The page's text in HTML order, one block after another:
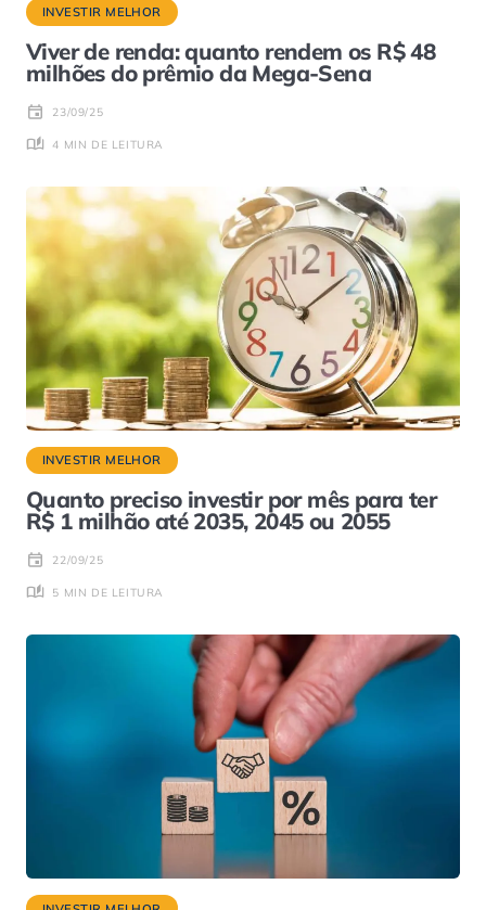
INVESTIR MELHOR
Viver de renda: quanto rendem os R$ 48
milhões do prêmio da Mega-Sena
23/09/25
4 MIN DE LEITURA
INVESTIR MELHOR
Quanto preciso investir por mês para ter
R$ 1 milhão até 2035, 2045 ou 2055
22/09/25
5 MIN DE LEITURA